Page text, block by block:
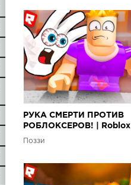
РУКА СМЕРТИ ПРОТИВ
РОБЛОКСЕРОВ! | Roblox
Поззи